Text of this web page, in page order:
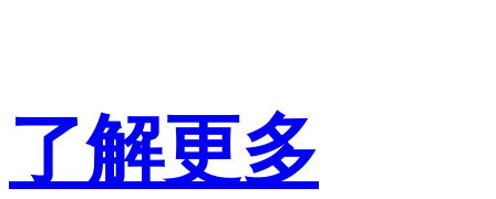
了解更多